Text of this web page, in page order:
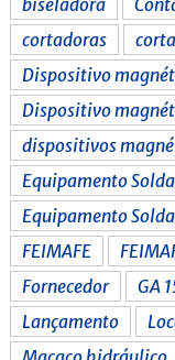
cortadoras
Dispositivo
Dispositivo
dispositivos
Equipamento Solda
Equipamento
FEIMAFE
Fornecedor
GA
Lançamento